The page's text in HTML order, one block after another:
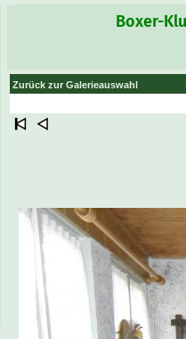
Boxer-
Zurück zur Galerieauswahl